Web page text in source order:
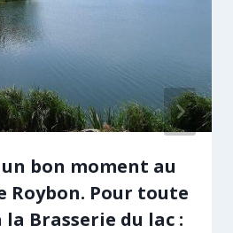
bon moment au
Roybon. Pour toute
Brasserie du lac :